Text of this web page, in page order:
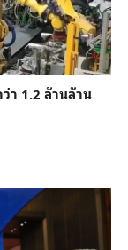
1.2 ล้านล้าน